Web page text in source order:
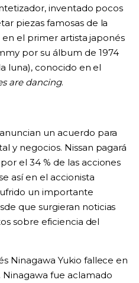
inventado pocos
piezas famosas de la
en el primer artista japonés
por su álbum de 1974
luna), conocido en el
are dancing.
un acuerdo para
y negocios. Nissan pagará
el 34 % de las acciones
así en el accionista
un importante
que surgieran noticias
sobre eficiencia del
Ninagawa Yukio fallece en
Ninagawa fue aclamado